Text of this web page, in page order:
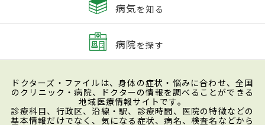
病気を知る
病院を探す
ドクターズ・ファイルは、身体の症状・悩みに合わせ、全国
のクリニック・病院、ドクターの情報を調べることができる
地域医療情報サイトです。
診療科目、行政区、沿線・駅、診療時間、医院の特徴などの
基本情報だけでなく、気になる症状、病名、検査名などから